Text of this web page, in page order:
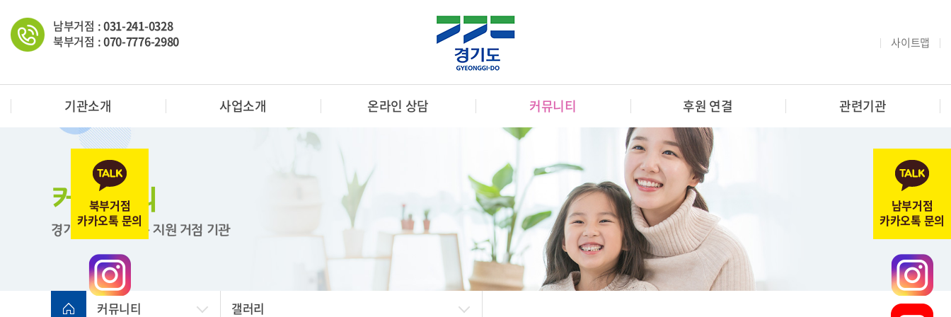
기관소개 사업소개 온라인 상담 커뮤니티 후원 연결 관련기관
남부거점 :031-241-0328
북부거점 :070-7776-2980 사이트맵
커뮤니티
경기도 한부모가족 지원 거점 기관
커뮤니티 갤러리
남부거점
카카오톡 문의
북부거점
카카오톡 문의